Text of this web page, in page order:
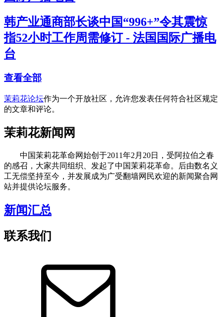
韩产业通商部长谈中国“996+”令其震惊
指52小时工作周需修订 - 法国国际广播电
台
查看全部
茉莉花论坛作为一个开放社区，允许您发表任何符合社区规定
的文章和评论。
茉莉花新闻网
中国茉莉花革命网始创于2011年2月20日，受阿拉伯之春
的感召，大家共同组织、发起了中国茉莉花革命。后由数名义
工无偿坚持至今，并发展成为广受翻墙网民欢迎的新闻聚合网
站并提供论坛服务。
新闻汇总
联系我们